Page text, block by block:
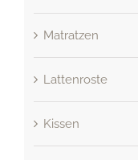
Matratzen
Lattenroste
Kissen